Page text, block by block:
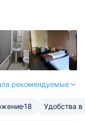
рекомендуемые
18 Удобства